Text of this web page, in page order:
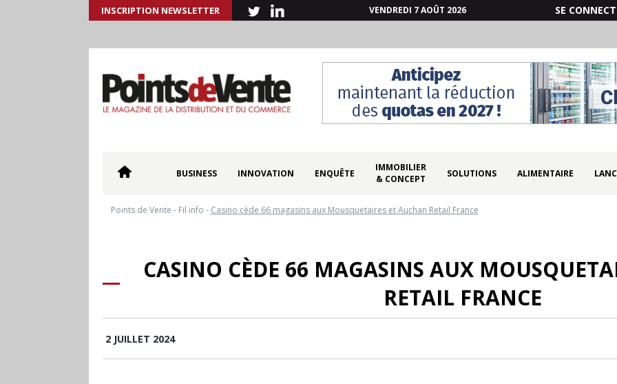
INSCRIPTION NEWSLETTER VENDREDI 7 AOÛT 2026 SE
BUSINESS INNOVATION ENQUÊTE
IMMOBILIER
& CONCEPT
SOLUTIONS ALIMENTAIRE
Points de Vente - Fil info - Casino cède 66 magasins aux Mousquetaires et Auchan Retail France
CASINO CÈDE 66 MAGASINS AUX
RETAIL FRANCE
2 JUILLET 2024